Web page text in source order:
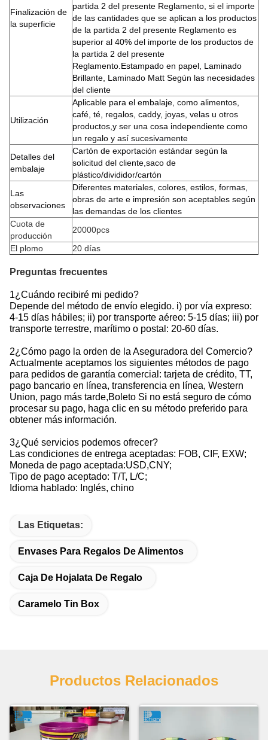
Finalización de
la superficie
partida 2 del presente Reglamento, si el importe
de las cantidades que se aplican a los productos
de la partida 2 del presente Reglamento es
superior al 40% del importe de los productos de
la partida 2 del presente
Reglamento.Estampado en papel, Laminado
Brillante, Laminado Matt Según las necesidades
del cliente
Utilización
Aplicable para el embalaje, como alimentos,
café, té, regalos, caddy, joyas, velas u otros
productos,y ser una cosa independiente como
un regalo y así sucesivamente
Detalles del
embalaje
Cartón de exportación estándar según la
solicitud del cliente,saco de
plástico/divididor/cartón
Las
observaciones
Diferentes materiales, colores, estilos, formas,
obras de arte e impresión son aceptables según
las demandas de los clientes
Cuota de
producción
20000pcs
El plomo
20 días
Preguntas frecuentes
1¿Cuándo recibiré mi pedido?
Depende del método de envío elegido. i) por vía expreso:
4-15 días hábiles; ii) por transporte aéreo: 5-15 días; iii) por
transporte terrestre, marítimo o postal: 20-60 días.
2¿Cómo pago la orden de la Aseguradora del Comercio?
Actualmente aceptamos los siguientes métodos de pago
para pedidos de garantía comercial: tarjeta de crédito, TT,
pago bancario en línea, transferencia en línea, Western
Union, pago más tarde,Boleto Si no está seguro de cómo
procesar su pago, haga clic en su método preferido para
obtener más información.
3¿Qué servicios podemos ofrecer?
Las condiciones de entrega aceptadas: FOB, CIF, EXW;
Moneda de pago aceptada:USD,CNY;
Tipo de pago aceptado: T/T, L/C;
Idioma hablado: Inglés, chino
Las Etiquetas:
Envases Para Regalos De Alimentos
Caja De Hojalata De Regalo
Caramelo Tin Box
Productos Relacionados